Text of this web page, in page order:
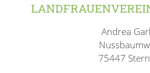
Andrea
75447